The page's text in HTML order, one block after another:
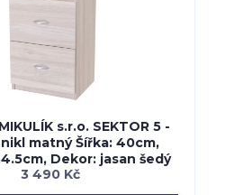
s.r.o. SEKTOR 5 -
matný Šířka: 40cm,
Dekor: jasan šedý
3 490 Kč